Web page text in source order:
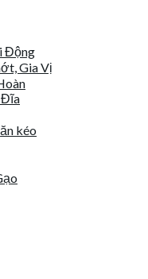
Động
Gia Vị
Đĩa
kéo